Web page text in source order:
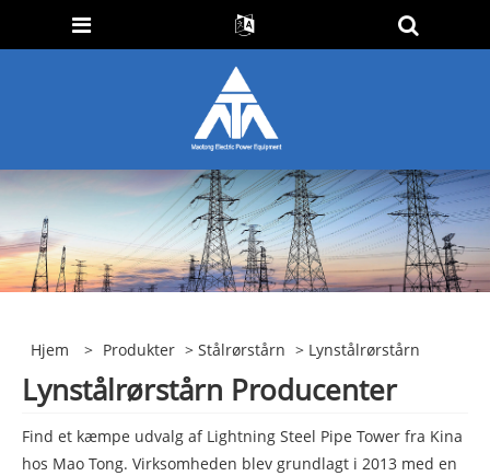
Hjem > Produkter >Stålrørstårn > Lynstålrørstårn
Lynstålrørstårn Producenter
Find et kæmpe udvalg af Lightning Steel Pipe Tower fra Kina
hos Mao Tong. Virksomheden blev grundlagt i 2013 med en